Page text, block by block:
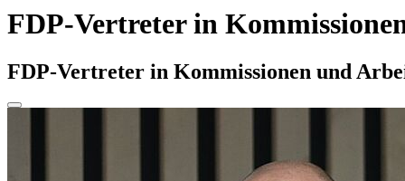
FDP-Vertreter in
FDP-Vertreter in Kommissionen und